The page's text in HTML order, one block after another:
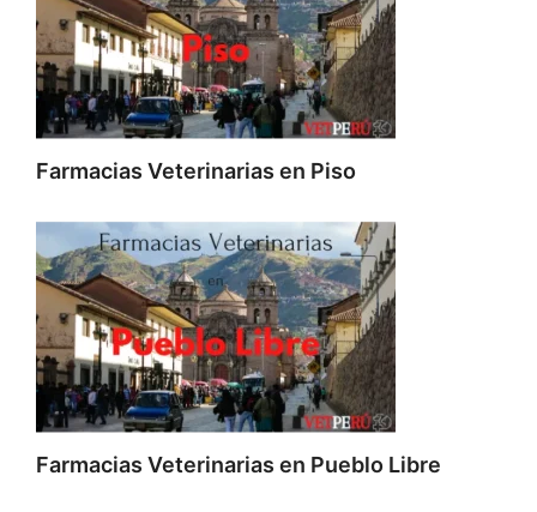
Farmacias Veterinarias en Piso
Farmacias Veterinarias en Pueblo Libre